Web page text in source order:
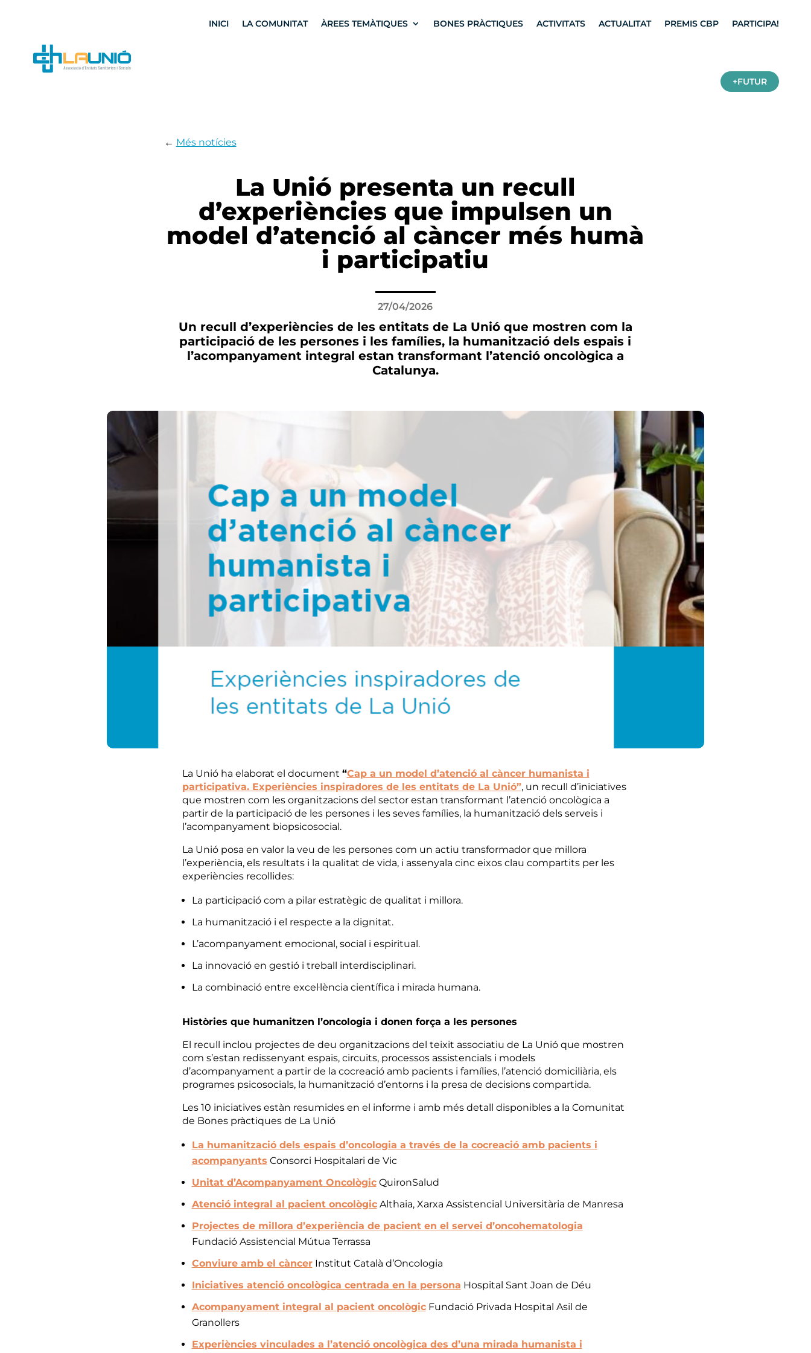
INICI LA COMUNITAT ÀREES TEMÀTIQUES BONES PRÀCTIQUES ACTIVITATS ACTUALITAT PREMIS CBP PARTICIPA!
+FUTUR
← Més notícies
La Unió presenta un recull
d’experiències que impulsen un
model d’atenció al càncer més humà
i participatiu
27/04/2026
Un recull d’experiències de les entitats de La Unió que mostren com la
participació de les persones i les famílies, la humanització dels espais i
l’acompanyament integral estan transformant l’atenció oncològica a
Catalunya.
La Unió ha elaborat el document “Cap a un model d’atenció al càncer humanista i
participativa. Experiències inspiradores de les entitats de La Unió”, un recull d’iniciatives
que mostren com les organitzacions del sector estan transformant l’atenció oncològica a
partir de la participació de les persones i les seves famílies, la humanització dels serveis i
l’acompanyament biopsicosocial.
La Unió posa en valor la veu de les persones com un actiu transformador que millora
l’experiència, els resultats i la qualitat de vida, i assenyala cinc eixos clau compartits per les
experiències recollides:
La participació com a pilar estratègic de qualitat i millora.
La humanització i el respecte a la dignitat.
L’acompanyament emocional, social i espiritual.
La innovació en gestió i treball interdisciplinari.
La combinació entre excel·lència científica i mirada humana.
Històries que humanitzen l’oncologia i donen força a les persones
El recull inclou projectes de deu organitzacions del teixit associatiu de La Unió que mostren
com s’estan redissenyant espais, circuits, processos assistencials i models
d’acompanyament a partir de la cocreació amb pacients i famílies, l’atenció domiciliària, els
programes psicosocials, la humanització d’entorns i la presa de decisions compartida.
Les 10 iniciatives estàn resumides en el informe i amb més detall disponibles a la Comunitat
de Bones pràctiques de La Unió
La humanització dels espais d’oncologia a través de la cocreació amb pacients i
acompanyants Consorci Hospitalari de Vic
Unitat d’Acompanyament OncològicQuironSalud
Atenció integral al pacient oncològicAlthaia, Xarxa Assistencial Universitària de Manresa
Projectes de millora d’experiència de pacient en el servei d’oncohematologia
Fundació Assistencial Mútua Terrassa
Conviure amb el càncerInstitut Català d’Oncologia
Iniciatives atenció oncològica centrada en la persona Hospital Sant Joan de Déu
Acompanyament integral al pacient oncològicFundació Privada Hospital Asil de
Granollers
Experiències vinculades a l’atenció oncològica des d’una mirada humanista i